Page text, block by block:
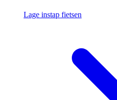
Lage instap fietsen